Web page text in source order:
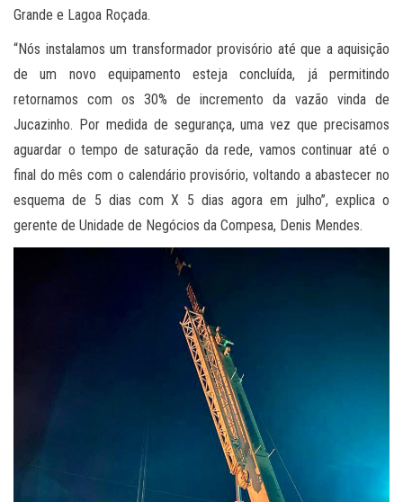
Grande e Lagoa Roçada.
“Nós instalamos um transformador provisório até que a aquisição
de um novo equipamento esteja concluída, já permitindo
retornamos com os 30% de incremento da vazão vinda de
Jucazinho. Por medida de segurança, uma vez que precisamos
aguardar o tempo de saturação da rede, vamos continuar até o
final do mês com o calendário provisório, voltando a abastecer no
esquema de 5 dias com X 5 dias agora em julho”, explica o
gerente de Unidade de Negócios da Compesa, Denis Mendes.